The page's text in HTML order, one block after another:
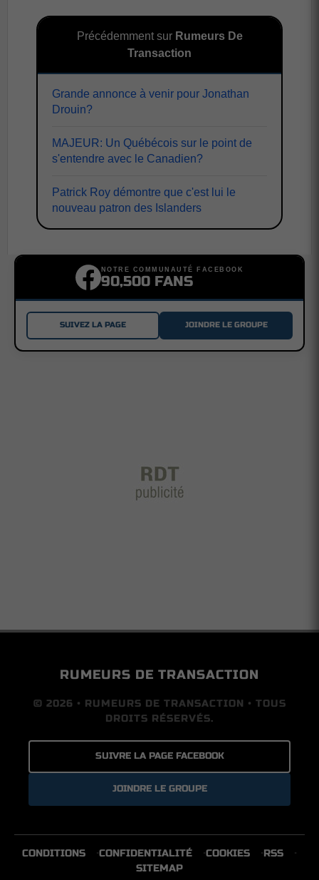
Précédemment sur Rumeurs De
Transaction
Grande annonce à venir pour Jonathan
Drouin?
MAJEUR: Un Québécois sur le point de
s'entendre avec le Canadien?
Patrick Roy démontre que c'est lui le
nouveau patron des Islanders
NOTRE COMMUNAUTÉ FACEBOOK
90,500 FANS
SUIVEZ LA PAGE JOINDRE LE GROUPE
RUMEURS DE TRANSACTION
© 2026 • RUMEURS DE TRANSACTION • TOUS
DROITS RÉSERVÉS.
SUIVRE LA PAGE FACEBOOK
JOINDRE LE GROUPE
CONDITIONS CONFIDENTIALITÉ COOKIES
RSS
SITEMAP